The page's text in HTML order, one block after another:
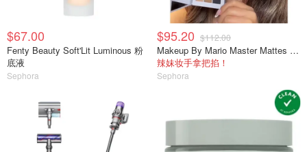
$67.00
Fenty Beauty Soft'Lit Luminous 粉
底液
Sephora
$95.20 $112.00
Makeup By Mario Master Mattes 中性眼影盘
辣妹妆手拿把掐！
Sephora